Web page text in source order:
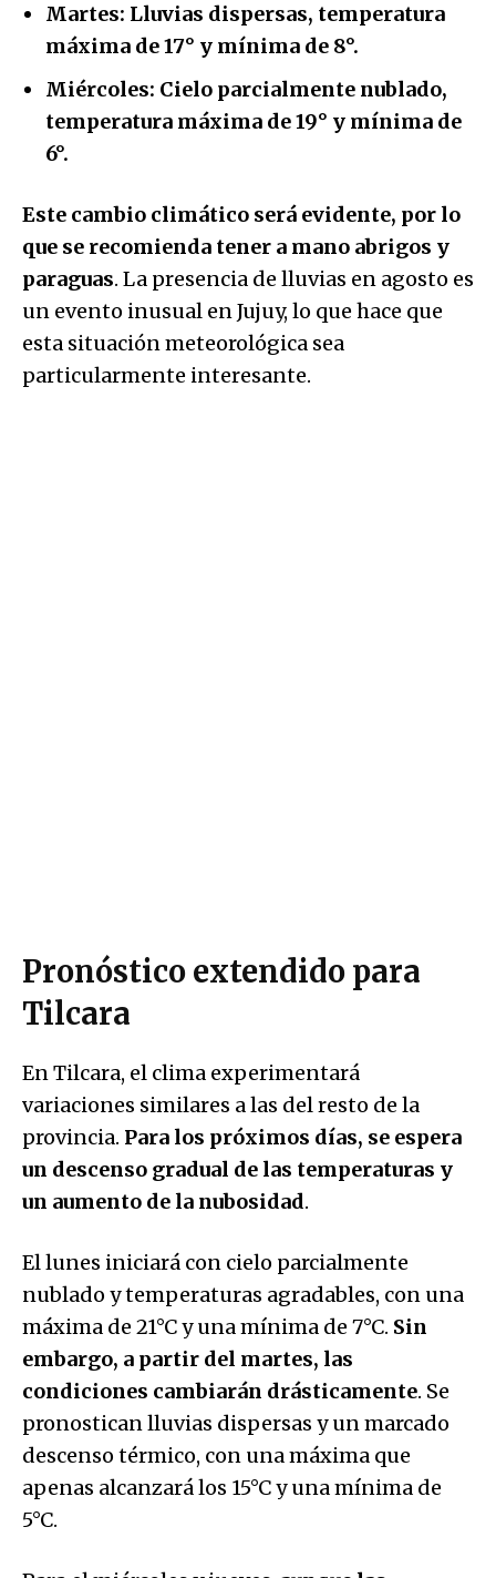
Martes: Lluvias dispersas, temperatura
máxima de 17° y mínima de 8°.
Miércoles: Cielo parcialmente nublado,
temperatura máxima de 19° y mínima de
6°.
Este cambio climático será evidente, por lo
que se recomienda tener a mano abrigos y
paraguas. La presencia de lluvias en agosto es
un evento inusual en Jujuy, lo que hace que
esta situación meteorológica sea
particularmente interesante.
Pronóstico extendido para
Tilcara
En Tilcara, el clima experimentará
variaciones similares a las del resto de la
provincia. Para los próximos días, se espera
un descenso gradual de las temperaturas y
un aumento de la nubosidad.
El lunes iniciará con cielo parcialmente
nublado y temperaturas agradables, con una
máxima de 21°C y una mínima de 7°C. Sin
embargo, a partir del martes, las
condiciones cambiarán drásticamente. Se
pronostican lluvias dispersas y un marcado
descenso térmico, con una máxima que
apenas alcanzará los 15°C y una mínima de
5°C.